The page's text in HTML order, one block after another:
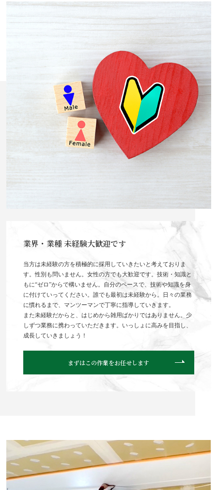
業界・業種 未経験大歓迎です
当方は未経験の方を積極的に採用していきたいと考えておりま
す。性別も問いません。女性の方でも大歓迎です。技術・知識と
もに“ゼロ”からで構いません。自分のペースで、技術や知識を身
に付けていってください。誰でも最初は未経験から。日々の業務
に慣れるまで、マンツーマンで丁寧に指導していきます。
また未経験だからと、はじめから雑用ばかりではありません。少
しずつ業務に携わっていただきます。いっしょに高みを目指し、
成長していきましょう！
まずはこの作業をお任せします